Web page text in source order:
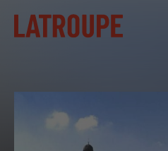
DESTINOS
OFERTAS